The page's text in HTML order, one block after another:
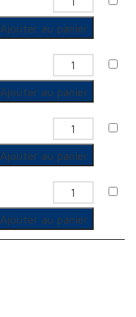
de
Ecrou
libre
Ajouter au panier
quantité
de
Ecrou
libre
Ajouter au panier
quantité
de
Ecrou
libre
Ajouter au panier
quantité
de
Ecrou
Ajouter au panier